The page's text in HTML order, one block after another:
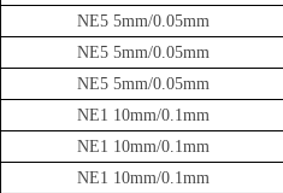
NE5 5mm/0.05mm
NE5 5mm/0.05mm
NE5 5mm/0.05mm
NE1 10mm/0.1mm
NE1 10mm/0.1mm
NE1 10mm/0.1mm